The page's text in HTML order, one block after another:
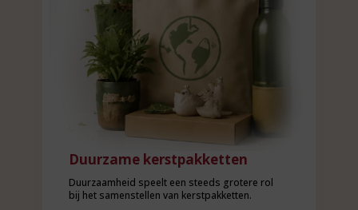
Duurzame kerstpakketten
Duurzaamheid speelt een steeds grotere rol
bij het samenstellen van kerstpakketten.